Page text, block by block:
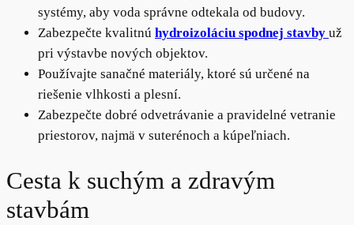
systémy, aby voda správne odtekala od budovy.
Zabezpečte kvalitnú hydroizoláciu spodnej stavby už
pri výstavbe nových objektov.
Používajte sanačné materiály, ktoré sú určené na
riešenie vlhkosti a plesní.
Zabezpečte dobré odvetrávanie a pravidelné vetranie
priestorov, najmä v suterénoch a kúpeľniach.
Cesta k suchým a zdravým
stavbám